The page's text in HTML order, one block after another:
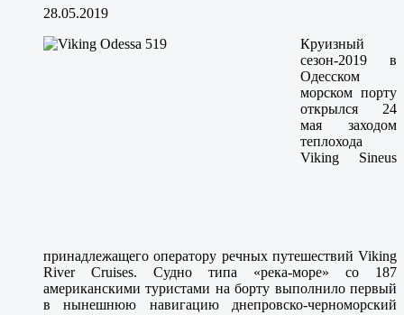
28.05.2019
Круизный
сезон-2019 в
Одесском
морском порту
открылся 24
мая заходом
теплохода
Viking Sineus
принадлежащего оператору речных путешествий Viking
River Cruises. Судно типа «река-море» со 187
американскими туристами на борту выполнило первый
в нынешнюю навигацию днепровско-черноморский